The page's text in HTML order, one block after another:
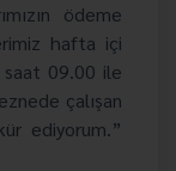
ödeme
hafta içi
09.00 ile
çalışan
ediyorum.”